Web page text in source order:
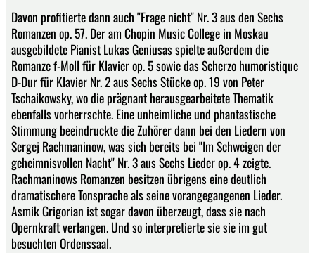
Davon profitierte dann auch "Frage nicht" Nr. 3 aus den Sechs
Romanzen op. 57. Der am Chopin Music College in Moskau
ausgebildete Pianist Lukas Geniusas spielte außerdem die
Romanze f-Moll für Klavier op. 5 sowie das Scherzo humoristique
D-Dur für Klavier Nr. 2 aus Sechs Stücke op. 19 von Peter
Tschaikowsky, wo die prägnant herausgearbeitete Thematik
ebenfalls vorherrschte. Eine unheimliche und phantastische
Stimmung beeindruckte die Zuhörer dann bei den Liedern von
Sergej Rachmaninow, was sich bereits bei "Im Schweigen der
geheimnisvollen Nacht" Nr. 3 aus Sechs Lieder op. 4 zeigte.
Rachmaninows Romanzen besitzen übrigens eine deutlich
dramatischere Tonsprache als seine vorangegangenen Lieder.
Asmik Grigorian ist sogar davon überzeugt, dass sie nach
Opernkraft verlangen. Und so interpretierte sie sie im gut
besuchten Ordenssaal.